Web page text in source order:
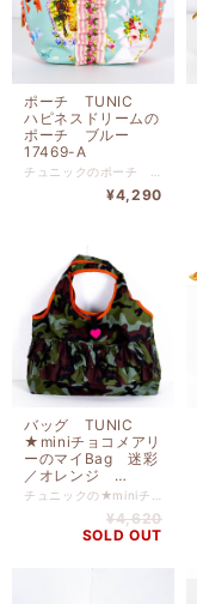
ポーチ TUNIC
ハピネスドリームの
ポーチ ブルー
17469-A
¥4,290
バッグ TUNIC
★miniチョコメアリ
ーのマイBag 迷彩
／オレンジ
18132-G
¥4,620
SOLD OUT